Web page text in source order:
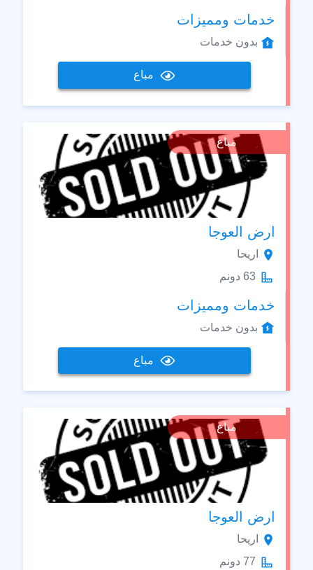
خدمات ومميزات
بدون خدمات
مباع
مباع
ارض العوجا
اريحا
63 دونم
خدمات ومميزات
بدون خدمات
مباع
مباع
ارض العوجا
اريحا
77 دونم